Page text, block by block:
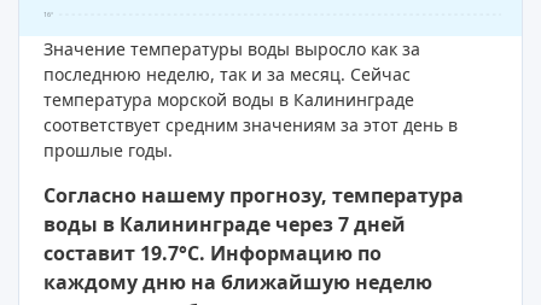
16°
Значение температуры воды выросло как за
последнюю неделю, так и за месяц. Сейчас
температура морской воды в Калининграде
соответствует средним значениям за этот день в
прошлые годы.
Согласно нашему прогнозу, температура
воды в Калининграде через 7 дней
составит 19.7°C. Информацию по
каждому дню на ближайшую неделю